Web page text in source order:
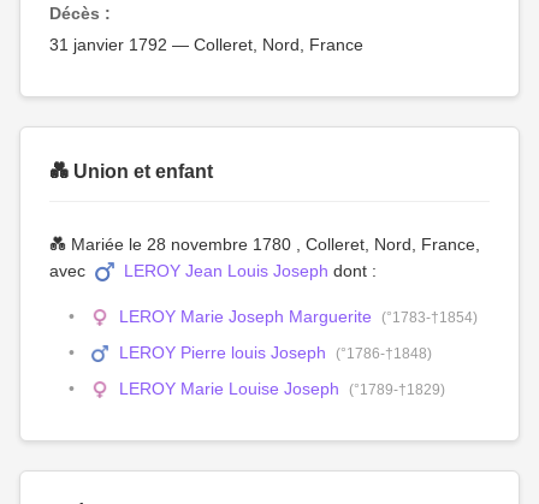
Décès :
31 janvier 1792 — Colleret, Nord, France
💑 Union et enfant
💑 Mariée le 28 novembre 1780 , Colleret, Nord, France,
avec
LEROY Jean Louis Joseph dont :
LEROY Marie Joseph Marguerite (°1783-†1854)
LEROY Pierre louis Joseph (°1786-†1848)
LEROY Marie Louise Joseph (°1789-†1829)